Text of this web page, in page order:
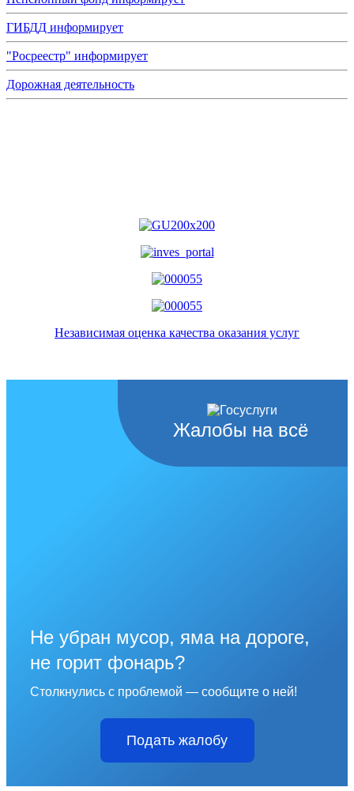
ГИБДД информирует
"Росреестр" информирует
Дорожная деятельность
Независимая оценка качества оказания услуг
Жалобы на всё
Не убран мусор, яма на дороге,
не горит фонарь?
Столкнулись с проблемой — сообщите о ней!
Подать жалобу